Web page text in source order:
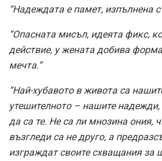
“Надеждата е памет, изпълнена
“Опасната мисъл, идеята фикс,
действие, у жената добива
мечта.”
“Най-хубавото в живота са
утешителното – нашите
да са те. Не са ли мнозина ония,
възгледи са не друго, а
изграждат своите схващания за